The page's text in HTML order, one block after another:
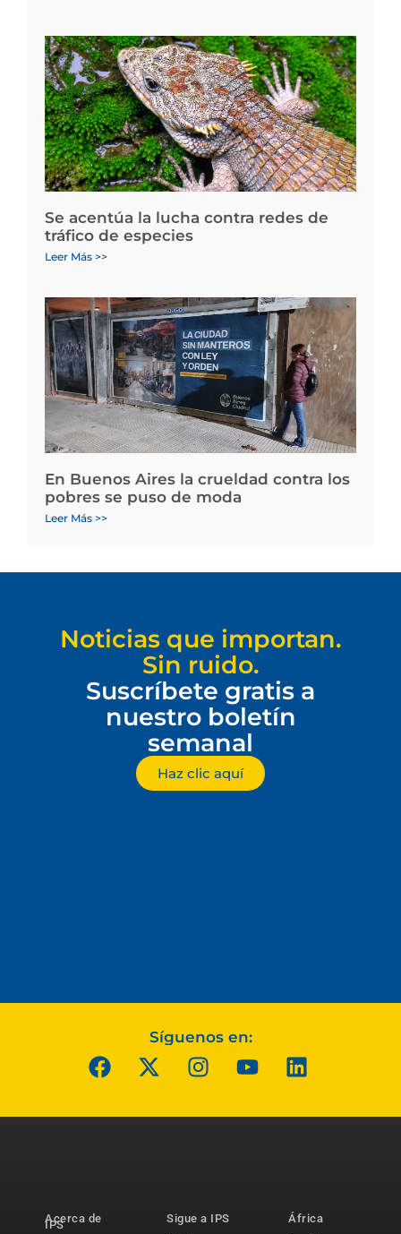
Se acentúa la lucha contra redes de
tráfico de especies
Leer Más >>
En Buenos Aires la crueldad contra los
pobres se puso de moda
Leer Más >>
Noticias que importan.
Sin ruido.
Suscríbete gratis a
nuestro boletín
semanal
Haz clic aquí
Síguenos en:
Acerca de
IPS
Sigue a IPS
África